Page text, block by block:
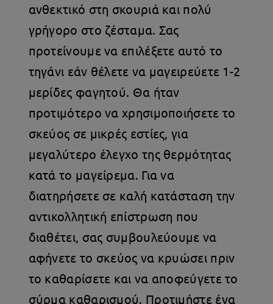
ανθεκτικό στη σκουριά και πολύ
γρήγορο στο ζέσταμα. Σας
προτείνουμε να επιλέξετε αυτό το
τηγάνι εάν θέλετε να μαγειρεύετε 1-2
μερίδες φαγητού. Θα ήταν
προτιμότερο να χρησιμοποιήσετε το
σκεύος σε μικρές εστίες, για
μεγαλύτερο έλεγχο της θερμότητας
κατά το μαγείρεμα. Για να
διατηρήσετε σε καλή κατάσταση την
αντικολλητική επίστρωση που
διαθέτει, σας συμβουλεύουμε να
αφήνετε το σκεύος να κρυώσει πριν
το καθαρίσετε και να αποφεύγετε το
σύρμα καθαρισμού. Προτιμήστε ένα